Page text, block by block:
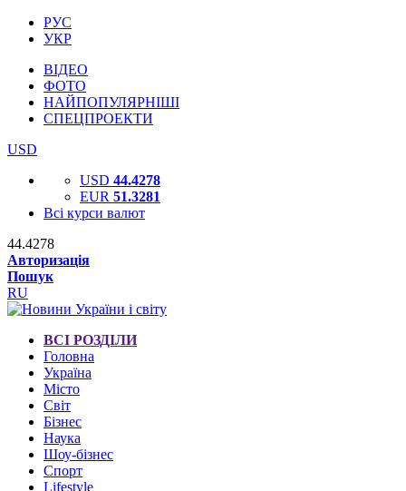
РУС
УКР
ВІДЕО
ФОТО
НАЙПОПУЛЯРНІШІ
СПЕЦПРОЕКТИ
USD
USD 44.4278
EUR 51.3281
Всі курси валют
44.4278
Авторизація
Пошук
RU
ВСІ РОЗДІЛИ
Головна
Україна
Місто
Світ
Бізнес
Наука
Шоу-бізнес
Спорт
Lifestyle